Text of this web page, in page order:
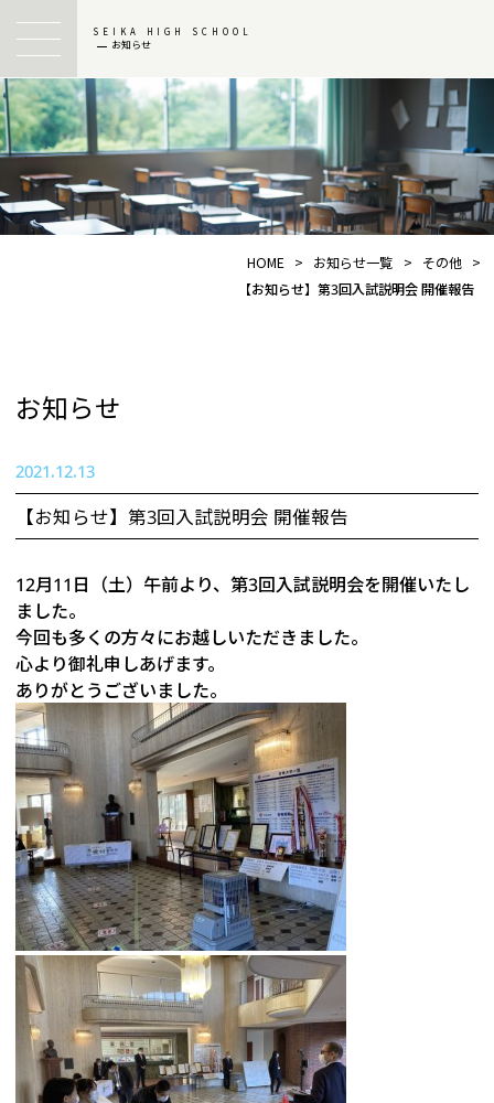
SEIKA HIGH SCHOOL
お知らせ
HOME > お知らせ一覧 > その他 >
【お知らせ】第3回入試説明会 開催報告
お知らせ
2021.12.13
【お知らせ】第3回入試説明会 開催報告
12月11日（土）午前より、第3回入試説明会を開催いたし
ました。
今回も多くの方々にお越しいただきました。
心より御礼申しあげます。
ありがとうございました。